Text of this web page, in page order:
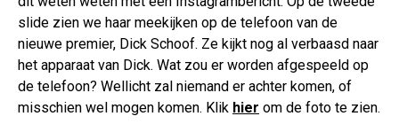
slide zien we haar meekijken op de telefoon van de
nieuwe premier, Dick Schoof. Ze kijkt nog al verbaasd naar
het apparaat van Dick. Wat zou er worden afgespeeld op
de telefoon? Wellicht zal niemand er achter komen, of
misschien wel mogen komen. Klik hier om de foto te zien.